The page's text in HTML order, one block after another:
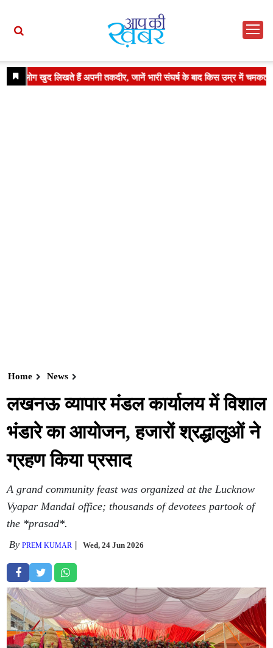
Home News
लखनऊ व्यापार मंडल कार्यालय में विशाल
भंडारे का आयोजन, हजारों श्रद्धालुओं ने
ग्रहण किया प्रसाद
A grand community feast was organized at the Lucknow
Vyapar Mandal office; thousands of devotees partook of
the *prasad*.
ByPREM KUMAR Wed, 24 Jun 2026